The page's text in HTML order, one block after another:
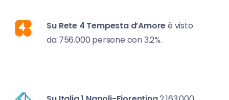
Su Rete 4 Tempesta d’Amoreè visto
da 756.000 persone con 3.2%.